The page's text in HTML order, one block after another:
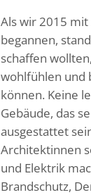
Als wir 2015
begannen,
schaffen
wohlfühlen und
können. Keine
Gebäude, das
ausgestattet
Architektinnen
und Elektrik
Brandschutz,